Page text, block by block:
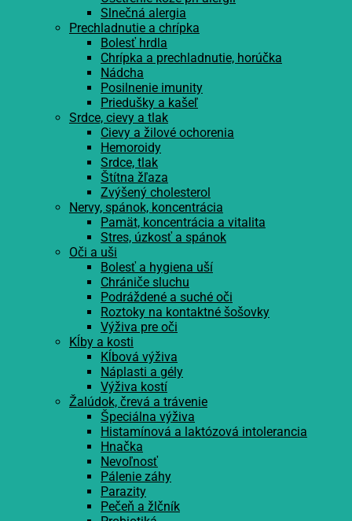
Slnečná alergia
Prechladnutie a chrípka
Bolesť hrdla
Chrípka a prechladnutie, horúčka
Nádcha
Posilnenie imunity
Priedušky a kašeľ
Srdce, cievy a tlak
Cievy a žilové ochorenia
Hemoroidy
Srdce, tlak
Štítna žľaza
Zvýšený cholesterol
Nervy, spánok, koncentrácia
Pamät, koncentrácia a vitalita
Stres, úzkosť a spánok
Oči a uši
Bolesť a hygiena uší
Chrániče sluchu
Podráždené a suché oči
Roztoky na kontaktné šošovky
Výživa pre oči
Kĺby a kosti
Kĺbová výživa
Náplasti a gély
Výživa kostí
Žalúdok, črevá a trávenie
Špeciálna výživa
Histamínová a laktózová intolerancia
Hnačka
Nevoľnosť
Pálenie záhy
Parazity
Pečeň a žlčník